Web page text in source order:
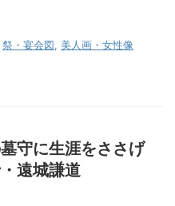
祭・宴会図, 美人画・女性像
守に生涯をささげ
遠城謙道